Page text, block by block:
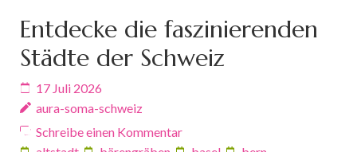
Entdecke die faszinierenden
Städte der Schweiz
17 Juli 2026
aura-soma-schweiz
Schreibe einen Kommentar